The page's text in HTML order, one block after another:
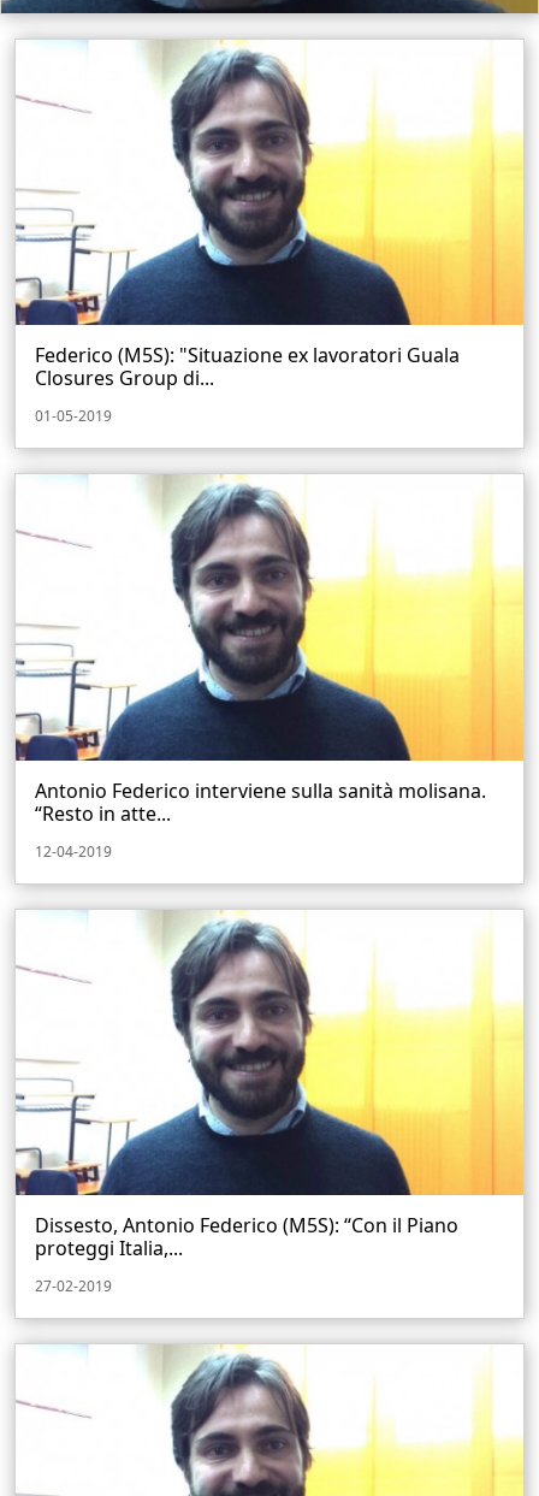
Federico (M5S): "Situazione ex lavoratori Guala
Closures Group di...
01-05-2019
Antonio Federico interviene sulla sanità molisana.
“Resto in atte...
12-04-2019
Dissesto, Antonio Federico (M5S): “Con il Piano
proteggi Italia,...
27-02-2019